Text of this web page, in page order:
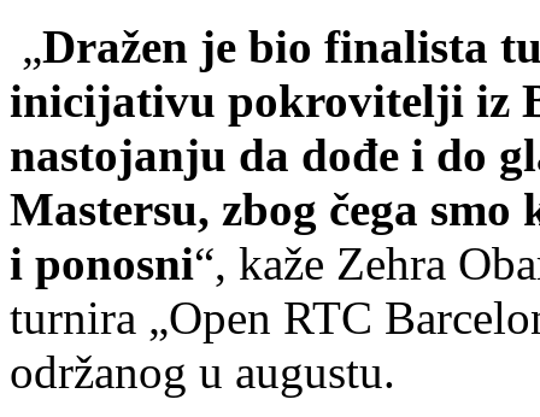
„Dražen je bio finalista
inicijativu pokrovitelji iz
nastojanju da dođe i do
Mastersu, zbog čega
i ponosni“, kaže Zehra
turnira „Open RTC
održanog u augustu.